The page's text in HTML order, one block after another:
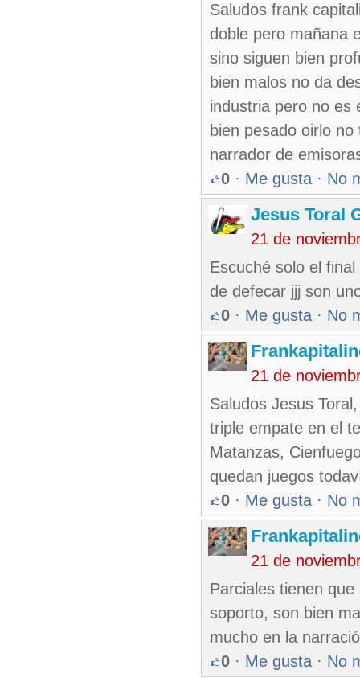
Saludos frank
doble pero mañana
sino siguen bien
bien malos no da
industria pero no es
bien pesado oirlo
narrador de
0 · Me gusta · No
Jesus Toral
21 de
Escuché solo el
de defecar jjj son
0 · Me gusta · No
21 de
Saludos Jesus
triple empate en el
Matanzas,
quedan juegos
0 · Me gusta · No
21 de
Parciales tienen
soporto, son bien
mucho en la
0 · Me gusta · No